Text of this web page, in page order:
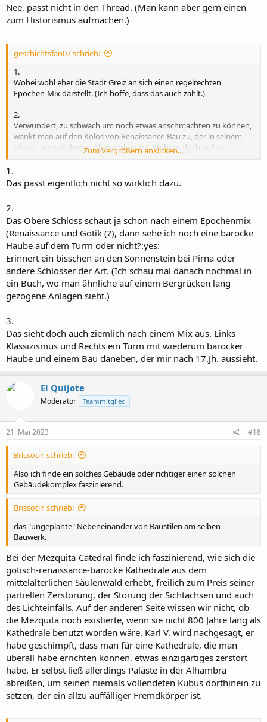
Nee, passt nicht in den Thread. (Man kann aber gern einen
zum Historismus aufmachen.)
geschichtsfan07 schrieb:
1.
Wobei wohl eher die Stadt Greiz an sich einen regelrechten
Epochen-Mix darstellt. (Ich hoffe, dass das auch zählt.)
2.
Verwundert, zu schwach um noch etwas anschmachten zu können,
wankt man auf den Kolos von Renaissance-Bau zu, der in seinem
tristen Ton sein hohes Alter verkündet. Steht er doch auf den
Mauern einer mittelalterlichen Burg aus dem ersten Viertel des 13.
Man will sich die anmutigen barocken Fürstensääle ansehen, doch
man rutscht auf dem letzten schmierigen Pflaster aus und eh man
Gründerzeitenvillen auf diesem unsanften Weg bestaunen will,
klatscht man erneut ins eisige Nass.
3.
Fertig mit sich selbst und der Welt drängt man sich schließlich nur
noch ans begrünte Ufer - und schaut von unten herauf, am Ende
aller Gefahren belohnt, auf das klassizistische Untere Schloss.
Datei:Unteres Schloss Greiz.JPG â€“ Wikipedia
Zum Vergrößern anklicken....
1.
Das passt eigentlich nicht so wirklich dazu.
2.
Das Obere Schloss schaut ja schon nach einem Epochenmix
(Renaissance und Gotik (?), dann sehe ich noch eine barocke
Haube auf dem Turm oder nicht?:yes:
Erinnert ein bisschen an den Sonnenstein bei Pirna oder
andere Schlösser der Art. (Ich schau mal danach nochmal in
ein Buch, wo man ähnliche auf einem Bergrücken lang
gezogene Anlagen sieht.)
3.
Das sieht doch auch ziemlich nach einem Mix aus. Links
Klassizismus und Rechts ein Turm mit wiederum barocker
Haube und einem Bau daneben, der mir nach 17.Jh. aussieht.
El Quijote
Moderator Teammitglied
21. Mai 2023 #18
Brissotin schrieb:
Also ich finde ein solches Gebäude oder richtiger einen solchen
Gebäudekomplex faszinierend.
Brissotin schrieb:
das "ungeplante" Nebeneinander von Baustilen am selben
Bauwerk.
Bei der Mezquita-Catedral finde ich faszinierend, wie sich die
gotisch-renaissance-barocke Kathedrale aus dem
mittelalterlichen Säulenwald erhebt, freilich zum Preis seiner
partiellen Zerstörung, der Störung der Sichtachsen und auch
des Lichteinfalls. Auf der anderen Seite wissen wir nicht, ob
die Mezquita noch existierte, wenn sie nicht 800 Jahre lang als
Kathedrale benutzt worden wäre. Karl V. wird nachgesagt, er
habe geschimpft, dass man für eine Kathedrale, die man
überall habe errichten können, etwas einzigartiges zerstört
habe. Er selbst ließ allerdings Paläste in der Alhambra
abreißen, um seinen niemals vollendeten Kubus dorthinein zu
setzen, der ein allzu auffälliger Fremdkörper ist.